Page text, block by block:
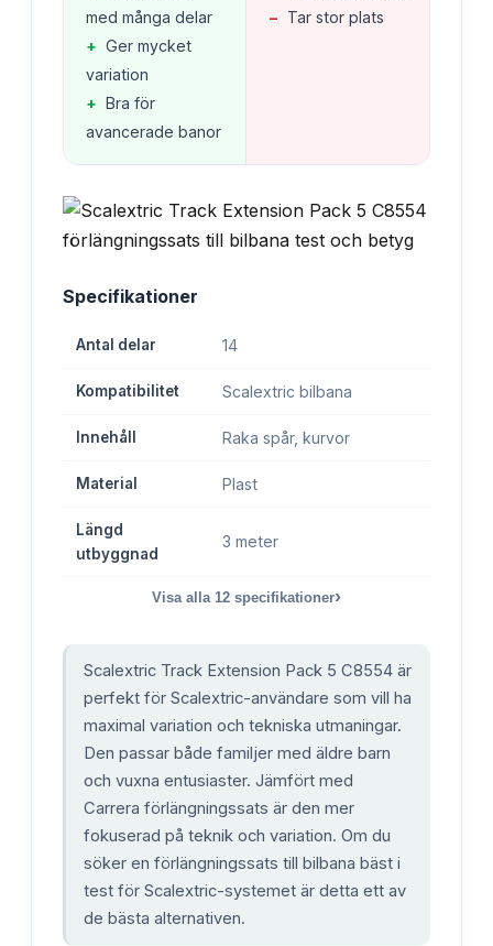
med många delar
+ Ger mycket
variation
+ Bra för
avancerade banor
− Tar stor plats
Specifikationer
Antal delar 14
Kompatibilitet Scalextric bilbana
Innehåll Raka spår, kurvor
Material Plast
Längd
utbyggnad
3 meter
Visa alla 12 specifikationer›
Scalextric Track Extension Pack 5 C8554 är
perfekt för Scalextric-användare som vill ha
maximal variation och tekniska utmaningar.
Den passar både familjer med äldre barn
och vuxna entusiaster. Jämfört med
Carrera förlängningssats är den mer
fokuserad på teknik och variation. Om du
söker en förlängningssats till bilbana bäst i
test för Scalextric-systemet är detta ett av
de bästa alternativen.